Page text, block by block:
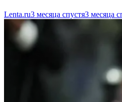
Lenta.ru3 месяца спустя3 месяца